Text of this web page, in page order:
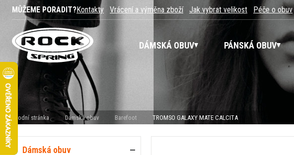
MŮŽEME PORADIT?Kontakty Vrácení a výměna zboží Jak vybrat velikost Péče o obuv
DÁMSKÁ OBUV PÁNSKÁ OBUV
Úvodní stránka Dámská obuv Barefoot TROMSO GALAXY MATE CALCITA
Dámská obuv